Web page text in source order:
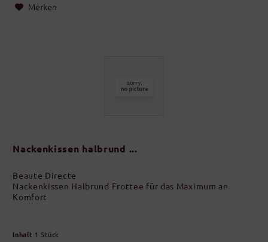
Merken
Nackenkissen halbrund ...
Beaute Directe
Nackenkissen Halbrund Frottee für das Maximum an
Komfort
Inhalt 1 Stück